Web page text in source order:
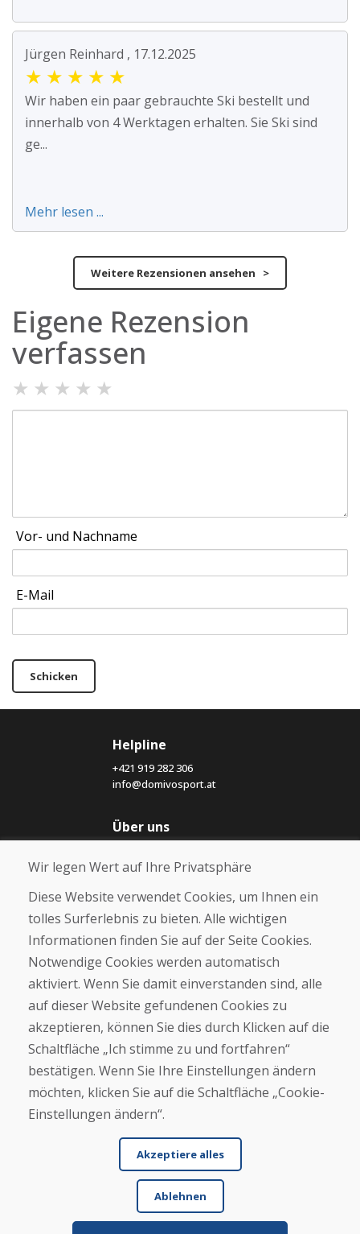
Jürgen Reinhard , 17.12.2025
★ ★ ★ ★ ★
Wir haben ein paar gebrauchte Ski bestellt und
innerhalb von 4 Werktagen erhalten. Sie Ski sind
ge...
Mehr lesen ...
Weitere Rezensionen ansehen >
Eigene Rezension
verfassen
★ ★ ★ ★ ★
Vor- und Nachname
E-Mail
Schicken
Helpline
+421 919 282 306
info@domivosport.at
Über uns
Über uns
Kontakt
Kaufen
E-Shop
Geschäftsbedingungen
Zahlung
Beschwerde
Rückgabe und Umtausch von Waren
Cookies
© DOMIVOSPORT 2026, Alle Rechte vorbehalten
Wir legen Wert auf Ihre Privatsphäre
Diese Website verwendet Cookies, um Ihnen ein
tolles Surferlebnis zu bieten. Alle wichtigen
Informationen finden Sie auf der Seite Cookies.
Notwendige Cookies werden automatisch
aktiviert. Wenn Sie damit einverstanden sind, alle
auf dieser Website gefundenen Cookies zu
akzeptieren, können Sie dies durch Klicken auf die
Schaltfläche „Ich stimme zu und fortfahren“
bestätigen. Wenn Sie Ihre Einstellungen ändern
möchten, klicken Sie auf die Schaltfläche „Cookie-
Einstellungen ändern“.
Akzeptiere alles
Ablehnen